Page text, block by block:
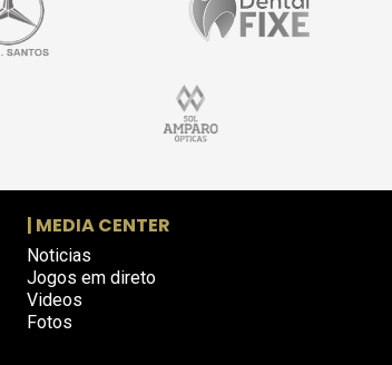
| MEDIA CENTER
Noticias
Jogos em direto
Videos
Fotos